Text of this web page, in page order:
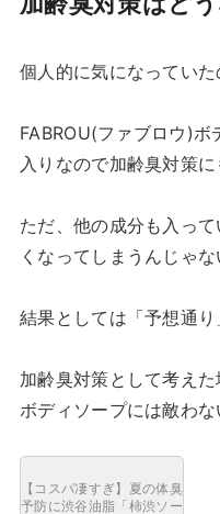
個人的に気になっていた
FABROU(ファブロウ)ボ
入りなので加齢臭対策に
ただ、他の成分も入っ
くなってしまうんじゃ
結果としては「予想通り
加齢臭対策として考え
ボディソープには敵わ
【コスパ凄すぎ】夏の体臭
予防に渋谷油脂「柿渋ソー